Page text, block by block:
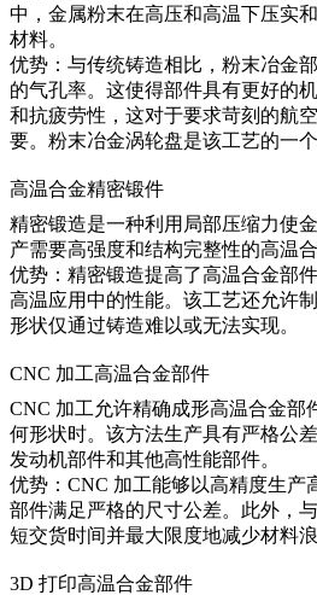
中，金属粉末在高压和高温下压实
材料。
优势： 与传统铸造相比，粉末冶金
的气孔率。这使得部件具有更好的
和抗疲劳性，这对于要求苛刻的航
要。 粉末冶金涡轮盘是该工艺的一
高温合金精密锻件
精密锻造是一种利用局部压缩力使
产需要高强度和结构完整性的高温合
优势： 精密锻造提高了高温合金部
高温应用中的性能。该工艺还允许
形状仅通过铸造难以或无法实现。
CNC 加工高温合金部件
CNC 加工允许精确成形高温合金部
何形状时。该方法生产具有严格公
发动机部件和其他高性能部件。
优势： CNC 加工能够以高精度生产
部件满足严格的尺寸公差。此外，
短交货时间并最大限度地减少材料浪
3D 打印高温合金部件